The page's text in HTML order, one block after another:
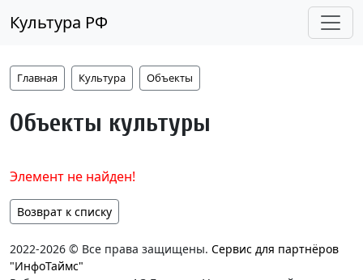
Культура РФ
Главная Культура Объекты
Объекты культуры
Элемент не найден!
Возврат к списку
2022-2026 © Все права защищены. Сервис для партнёров
"ИнфоТаймс"